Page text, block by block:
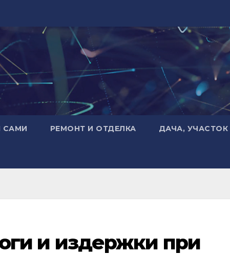
САМИ РЕМОНТ И ОТДЕЛКА ДАЧА, УЧАСТОК
и издержки при